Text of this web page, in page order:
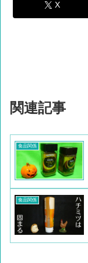
X
関連記事
食品関係
食品関係